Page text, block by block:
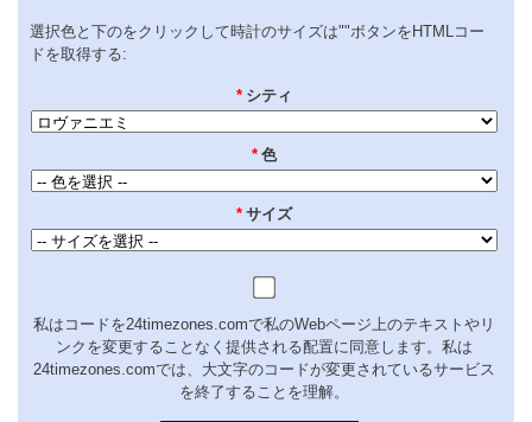
選択色と下のをクリックして時計のサイズは""ボタンをHTMLコー
ドを取得する:
* シティ
* 色
* サイズ
私はコードを24timezones.comで私のWebページ上のテキストやリ
ンクを変更することなく提供される配置に同意します。私は
24timezones.comでは、大文字のコードが変更されているサービス
を終了することを理解。